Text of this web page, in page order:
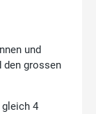
und
den grossen
4